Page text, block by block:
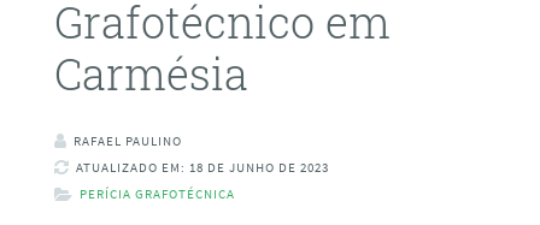
Grafotécnico em
Carmésia
RAFAEL PAULINO
ATUALIZADO EM: 18 DE JUNHO DE 2023
PERÍCIA GRAFOTÉCNICA